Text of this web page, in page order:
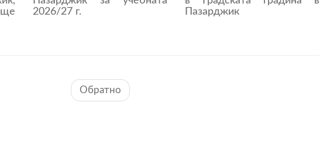
ще
2026/27 г.
Пазарджик
Обратно